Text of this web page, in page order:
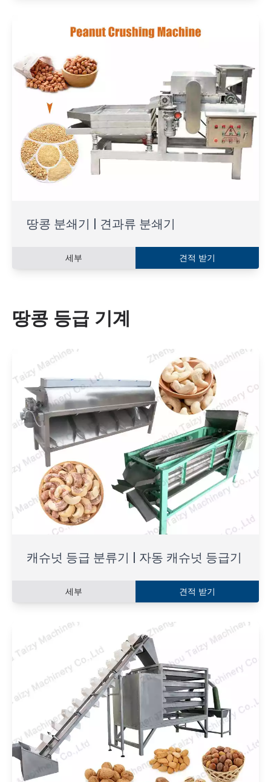
땅콩 분쇄기 | 견과류 분쇄기
세부 견적 받기
땅콩 등급 기계
캐슈넛 등급 분류기 | 자동 캐슈넛 등급기
세부 견적 받기